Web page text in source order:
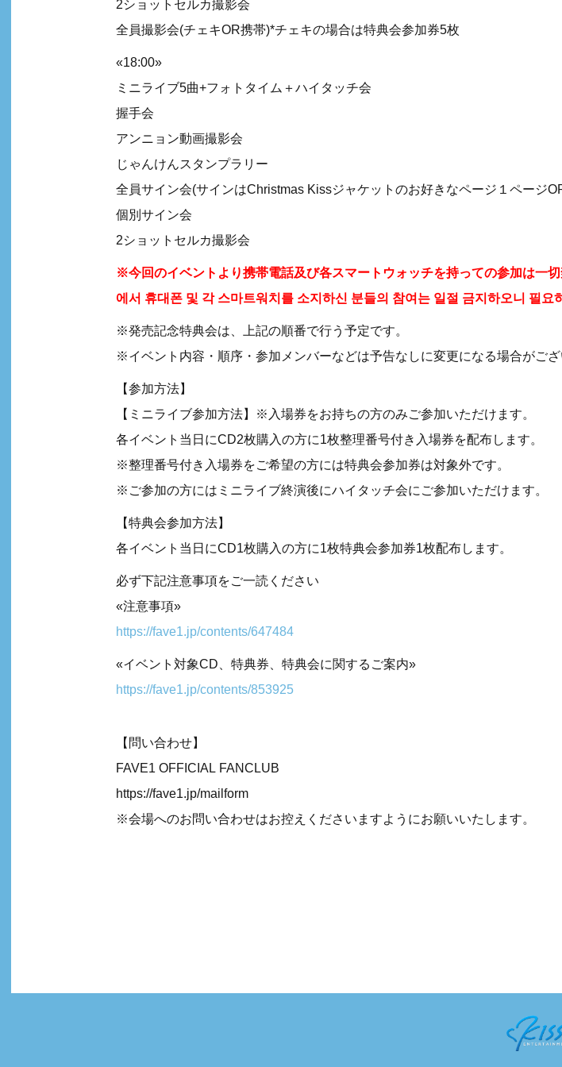
2ショットセルカ撮影会
全員撮影会(チェキOR携帯)*チェキの場合は特典会参加券5枚
«18:00»
ミニライブ5曲+フォトタイム＋ハイタッチ会
握手会
アンニョン動画撮影会
じゃんけんスタンプラリー
全員サイン会(サインはChristmas Kissジャケットのお好きなページ１ページ
個別サイン会
2ショットセルカ撮影会
※今回のイベントより携帯電話及び各スマートウォッチを持っての参加は一
에서 휴대폰 및 각 스마트워치를 소지하신 분들의 참여는 일절 금지하오니 필
※発売記念特典会は、上記の順番で行う予定です。
※イベント内容・順序・参加メンバーなどは予告なしに変更になる場合がござ
【参加方法】
【ミニライブ参加方法】※入場券をお持ちの方のみご参加いただけます。
各イベント当日にCD2枚購入の方に1枚整理番号付き入場券を配布します。
※整理番号付き入場券をご希望の方には特典会参加券は対象外です。
※ご参加の方にはミニライブ終演後にハイタッチ会にご参加いただけます。
【特典会参加方法】
各イベント当日にCD1枚購入の方に1枚特典会参加券1枚配布します。
必ず下記注意事項をご一読ください
«注意事項»
https://fave1.jp/contents/647484
«イベント対象CD、特典券、特典会に関するご案内»
https://fave1.jp/contents/853925
【問い合わせ】
FAVE1 OFFICIAL FANCLUB
https://fave1.jp/mailform
※会場へのお問い合わせはお控えくださいますようにお願いいたします。